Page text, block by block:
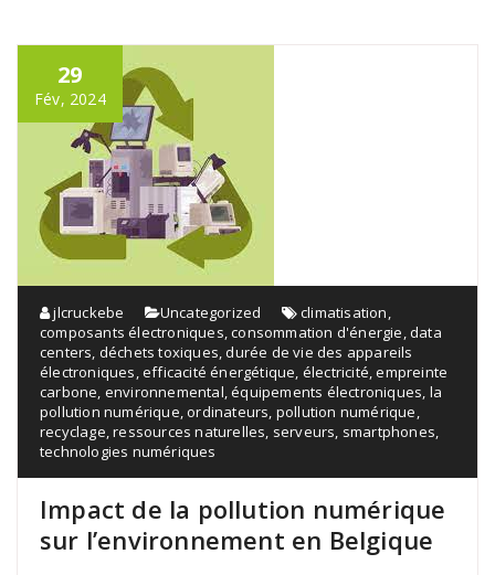
29
Fév, 2024
jlcruckebe Uncategorized climatisation
composants électroniques ,consommation d'énergie ,data
centers déchets toxiques ,durée de vie des appareils
électroniques ,efficacité énergétique électricité ,empreinte
carbone environnemental ,équipements électroniques la
pollution numérique ,ordinateurs pollution numérique
recyclage ,ressources naturelles serveurs smartphones
technologies numériques
Impact de la pollution numérique
sur l’environnement en Belgique